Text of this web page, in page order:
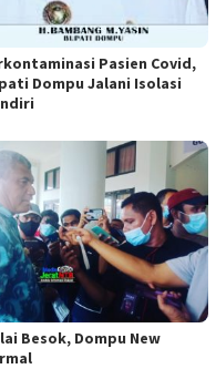
Pasien Covid,
Dompu Jalani Isolasi
Besok, Dompu New